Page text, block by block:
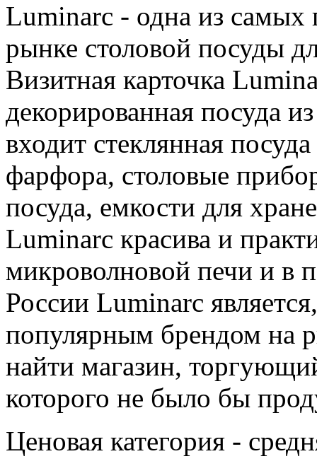
Luminarc - одна из самых
рынке столовой посуды
Визитная карточка
декорированная посуда
входит стеклянная
фарфора, столовые
посуда, емкости для
Luminarc красива и
микроволновой печи и в
России Luminarc
популярным брендом на
найти магазин,
которого не было бы
Ценовая категория -